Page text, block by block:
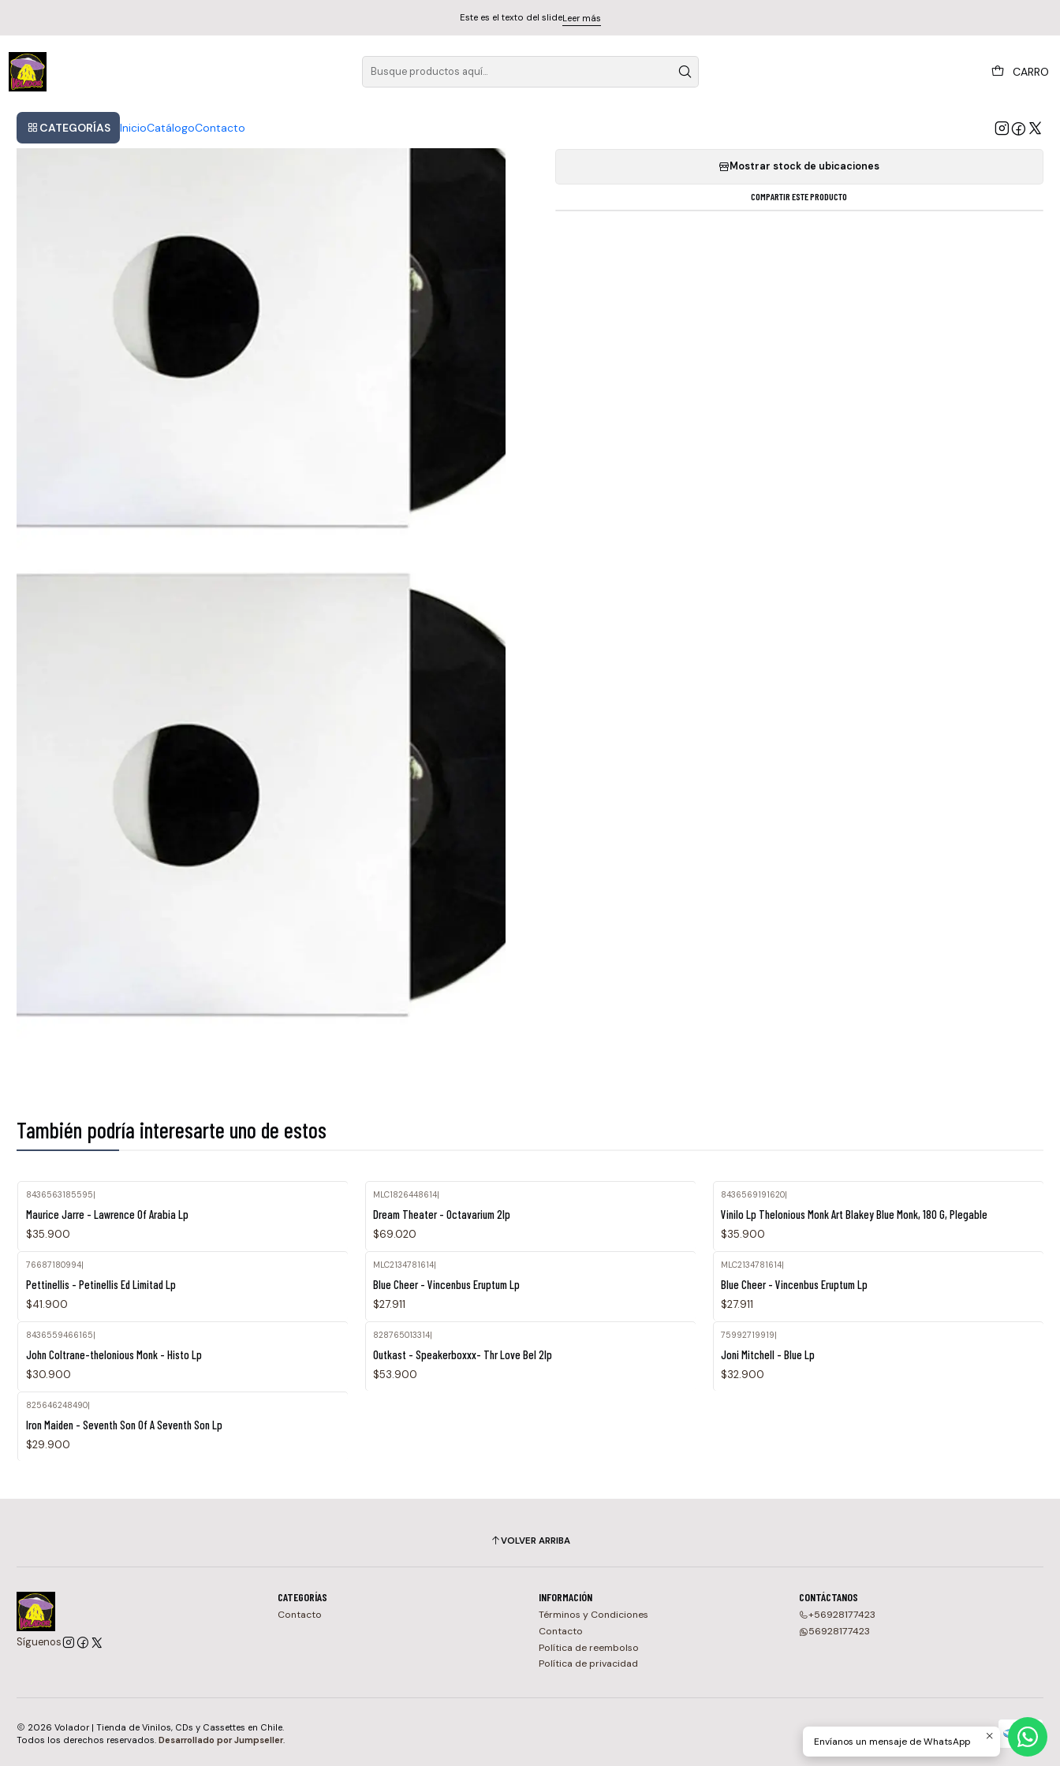
CARRO
CATEGORÍAS InicioCatálogoContacto
Este es el texto del slideLeer más
Mystery Jets - A Billion Heartbeats 2lp
Mostrar stock de ubicaciones
COMPARTIR ESTE PRODUCTO
También podría interesarte uno de estos
8436563185595|
Maurice Jarre - Lawrence Of Arabia Lp
$35.900
MLC1826448614|
Dream Theater - Octavarium 2lp
$69.020
8436569191620|
Vinilo Lp Thelonious Monk Art Blakey Blue Monk, 180 G, Plegable
$35.900
76687180994|
Pettinellis - Petinellis Ed Limitad Lp
$41.900
MLC2134781614|
Blue Cheer - Vincenbus Eruptum Lp
$27.911
MLC2134781614|
Blue Cheer - Vincenbus Eruptum Lp
$27.911
8436559466165
John Coltrane-thelonious Monk - Histo Lp
$30.900
828765013314
Outkast - Speakerboxxx- Thr Love Bel 2lp
$53.900
75992719919
Joni Mitchell - Blue Lp
$32.900
825646248490|
Iron Maiden - Seventh Son Of A Seventh Son Lp
$29.900
VOLVER ARRIBA
Síguenos
CATEGORÍAS
Contacto
INFORMACIÓN
Términos y Condiciones
Contacto
Política de reembolso
Política de privacidad
CONTÁCTANOS
+56928177423
56928177423
2026 Volador | Tienda de Vinilos, CDs y Cassettes en Chile.
Todos los derechos reservados. Desarrollado por Jumpseller. Envíanos un mensaje de WhatsApp